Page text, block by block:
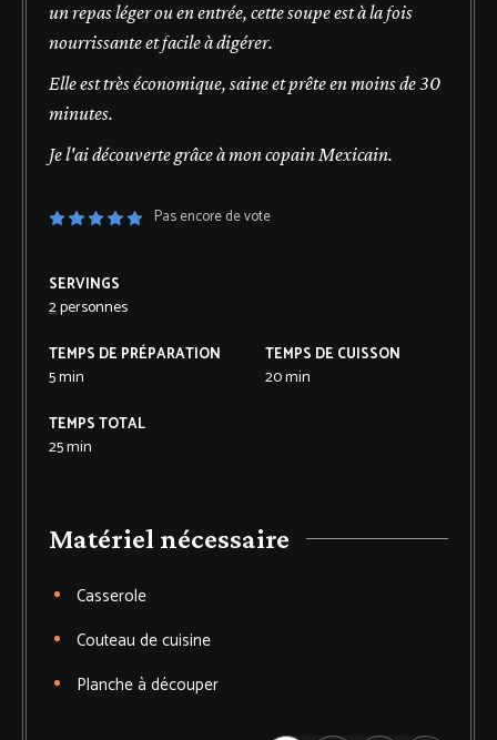
un repas léger ou en entrée, cette soupe est à la fois
nourrissante et facile à digérer.
Elle est très économique, saine et prête en moins de 30
minutes.
Je l'ai découverte grâce à mon copain Mexicain.
Pas encore de vote
SERVINGS
2personnes
TEMPS DE PRÉPARATION
5min
TEMPS DE CUISSON
20min
TEMPS TOTAL
25min
Matériel nécessaire
Casserole
Couteau de cuisine
Planche à découper